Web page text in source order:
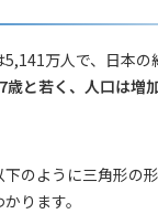
万人で、日本の
歳と若く、人口は増
のように三角形の
ります。